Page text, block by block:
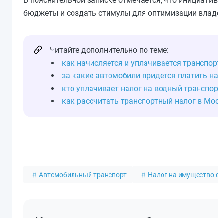
бюджеты и создать стимулы для оптимизации
Читайте дополнительно по теме:
как начисляется и уплачивается
за какие автомобили придется платить
кто уплачивает налог на водный
как рассчитать транспортный налог в
Автомобильный транспорт Налог на имущество